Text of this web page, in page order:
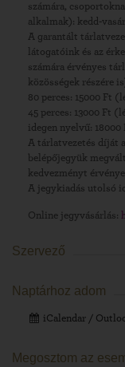
számára,
alkalmak): kedd-
A garantált
látogatóink és az
számára érvényes
közösségek részére
80 perces: 15000 Ft
45 perces: 13000 Ft
idegen nyelvű:
A tárlatvezetés díját
belépőjegyük
kedvezményt
A jegykiadás utolsó
Online jegyvásárlás:
Szervező
Naptárhoz adom
iCalendar /
Megosztom az